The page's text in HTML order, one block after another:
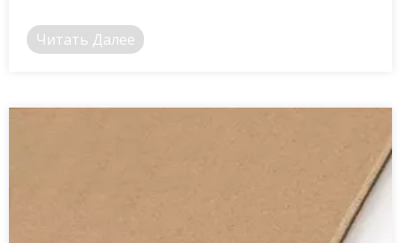
изготовления.
Читать Далее